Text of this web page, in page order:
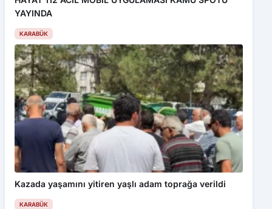
YAYINDA
KARABÜK
Kazada yaşamını yitiren yaşlı adam toprağa verildi
KARABÜK